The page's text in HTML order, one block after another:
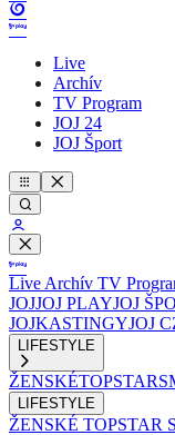
Live
Archív
TV Program
JOJ 24
JOJ Šport
Live Archív TV
JOJJOJ PLAYJOJ
JOJKASTINGYJOJ
LIFESTYLE
ŽENSKÉTOPSTAR
LIFESTYLE
ŽENSKÉ TOPSTAR